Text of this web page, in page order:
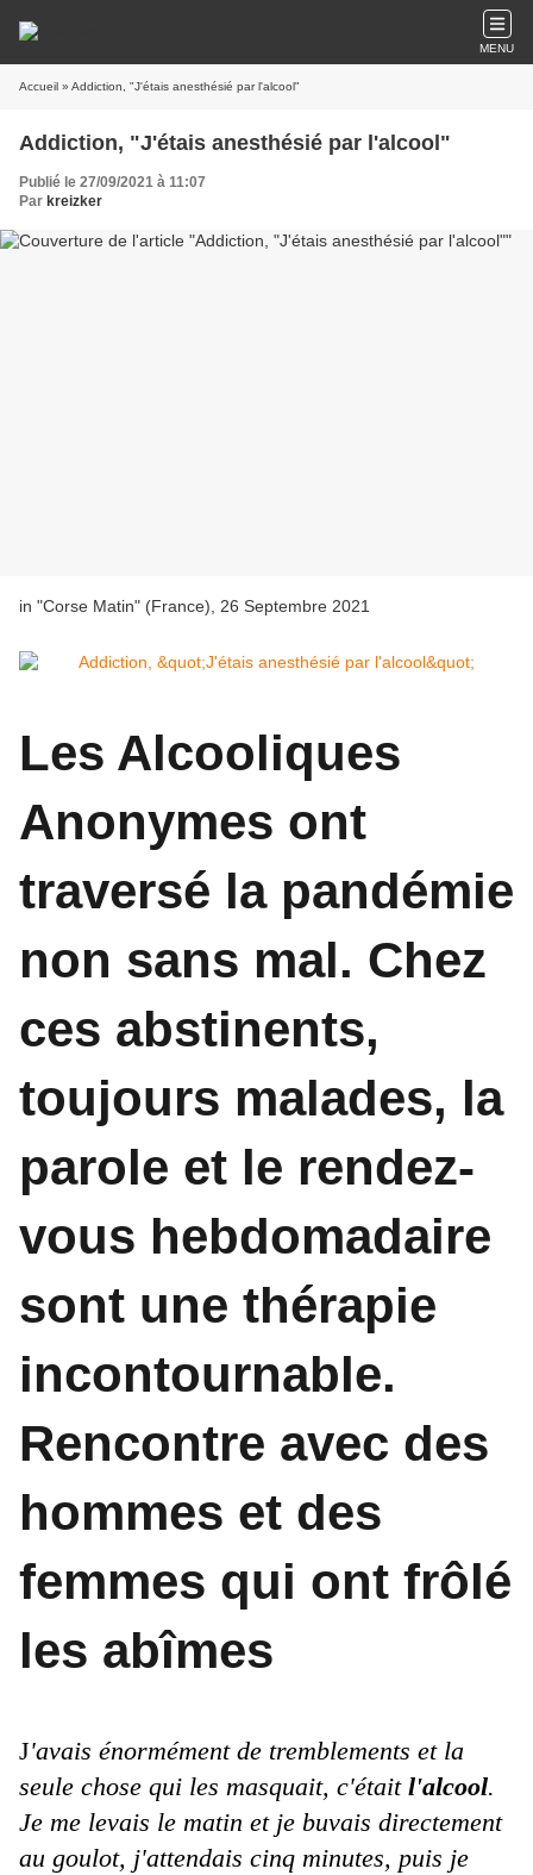
MENU
Accueil » Addiction, "J'étais anesthésié par l'alcool"
Addiction, "J'étais anesthésié par l'alcool"
Publié le 27/09/2021 à 11:07
Par kreizker
in "Corse Matin" (France), 26 Septembre 2021
Les Alcooliques
Anonymes ont
traversé la pandémie
non sans mal. Chez
ces abstinents,
toujours malades, la
parole et le rendez-
vous hebdomadaire
sont une thérapie
incontournable.
Rencontre avec des
hommes et des
femmes qui ont frôlé
les abîmes
J'avais énormément de tremblements et la
seule chose qui les masquait, c'étaitl'alcool.
Je me levais le matin et je buvais directement
au goulot, j'attendais cinq minutes, puis je